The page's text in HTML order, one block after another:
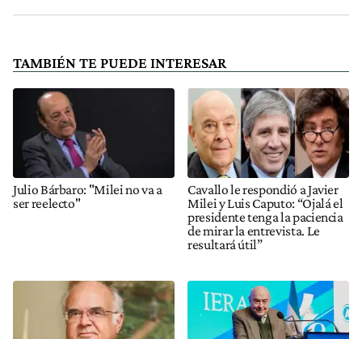
TAMBIÉN TE PUEDE INTERESAR
Julio Bárbaro: "Milei no va a
ser reelecto"
Cavallo le respondió a Javier
Milei y Luis Caputo: “Ojalá el
presidente tenga la paciencia
de mirar la entrevista. Le
resultará útil”